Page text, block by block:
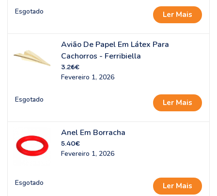
Esgotado Ler Mais
Avião De Papel Em Látex Para
Cachorros - Ferribiella
3.26€
Fevereiro 1, 2026
Esgotado Ler Mais
Anel Em Borracha
5.40€
Fevereiro 1, 2026
Esgotado Ler Mais